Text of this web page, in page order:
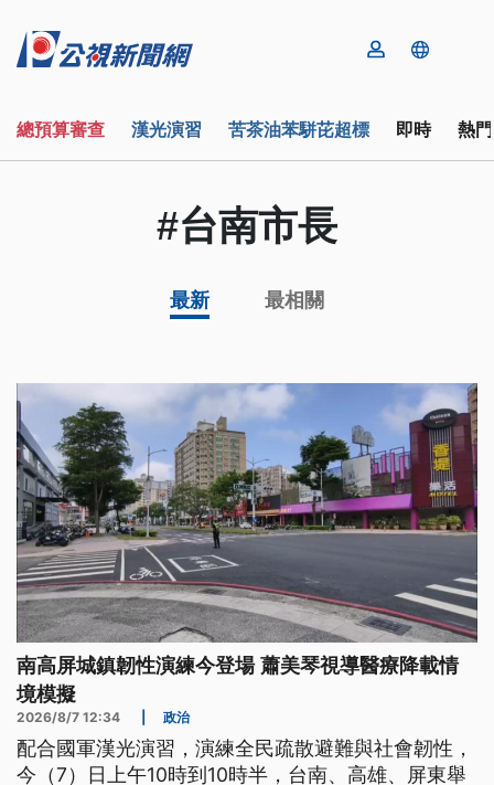
總預算審查 漢光演習 苦茶油苯駢芘超標 即時 熱
#台南市長
最新 最相關
南高屏城鎮韌性演練今登場 蕭美琴視導醫療降載情
境模擬
2026/8/7 12:34 政治
配合國軍漢光演習，演練全民疏散避難與社會韌性，
今（7）日上午10時到10時半，台南、高雄、屏東舉